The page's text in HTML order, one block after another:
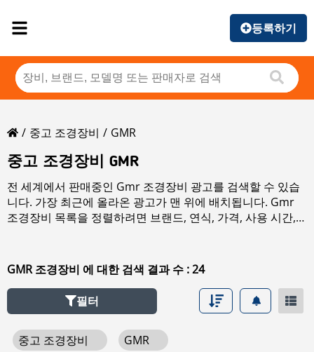
등록하기
중고 조경장비
GMR
중고 조경장비 GMR
전 세계에서 판매중인 Gmr 조경장비 광고를 검색할 수 있습
니다. 가장 최근에 올라온 광고가 맨 위에 배치됩니다. Gmr
조경장비 목록을 정렬하려면 브랜드, 연식, 가격, 사용 시간,
GMR 조경장비 에 대한 검색 결과 수 : 24
필터
중고 조경장비 GMR